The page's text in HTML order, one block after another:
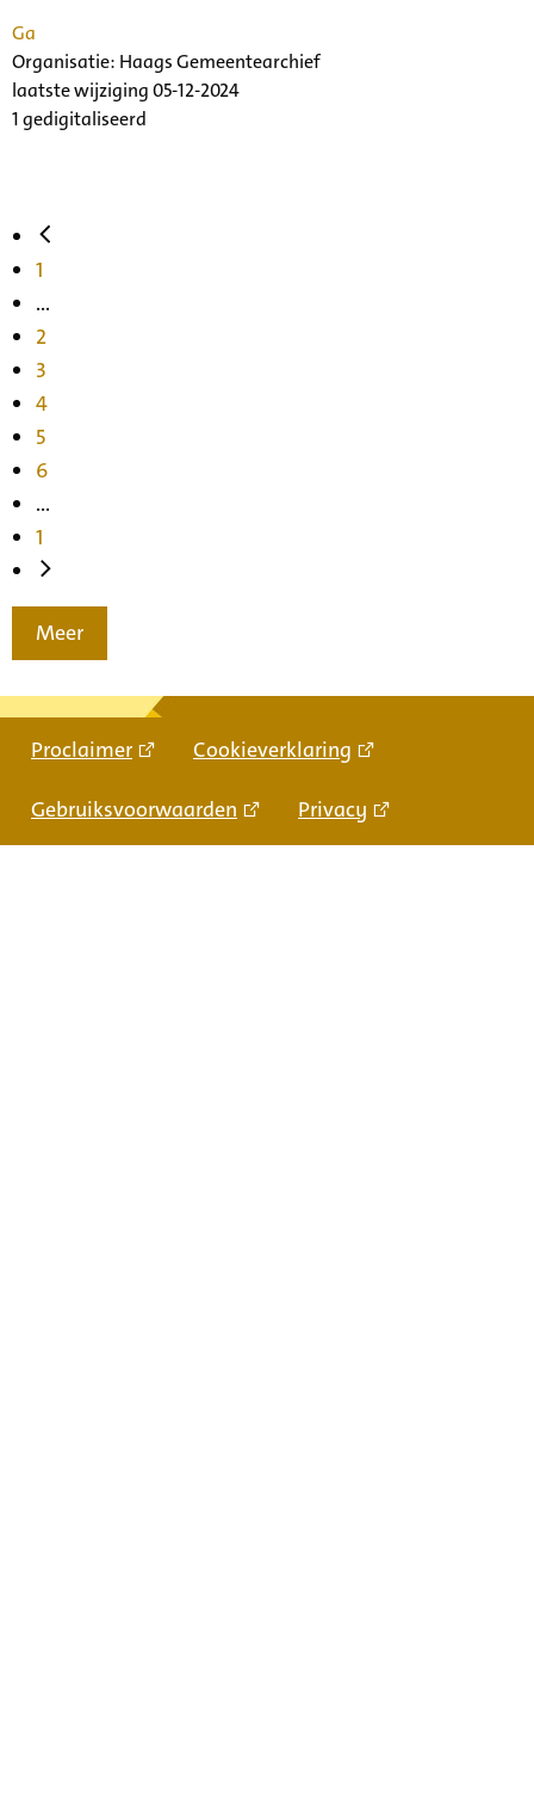
Ga
Organisatie: Haags Gemeentearchief
laatste wijziging 05-12-2024
1 gedigitaliseerd
1
...
2
3
4
5
6
...
1
Meer
Proclaimer Cookieverklaring
Gebruiksvoorwaarden Privacy